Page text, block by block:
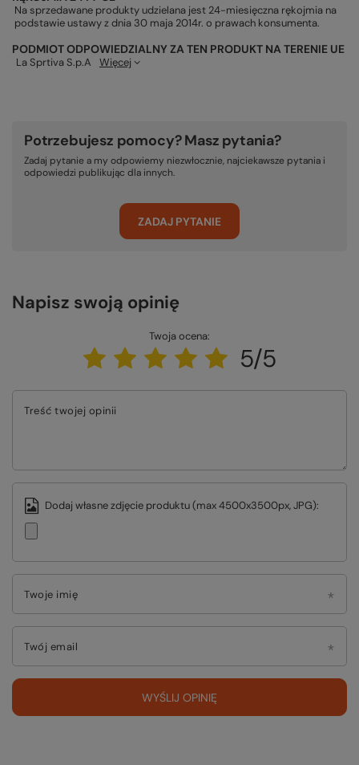
Na sprzedawane produkty udzielana jest 24-miesięczna rękojmia na
podstawie ustawy z dnia 30 maja 2014r. o prawach konsumenta.
PODMIOT ODPOWIEDZIALNY ZA TEN PRODUKT NA TERENIE UE
La Sprtiva S.p.A Więcej
Potrzebujesz pomocy? Masz pytania?
Zadaj pytanie a my odpowiemy niezwłocznie, najciekawsze pytania i
odpowiedzi publikując dla innych.
ZADAJ PYTANIE
Napisz swoją opinię
Twoja ocena:
5/5
Treść twojej opinii
Dodaj własne zdjęcie produktu (max 4500x3500px, JPG):
Twoje imię
Twój email
WYŚLIJ OPINIĘ